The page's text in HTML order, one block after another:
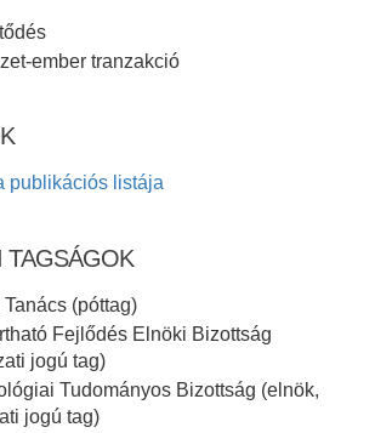
ember tranzakció
publikációs listája
TAGSÁGOK
Tanács (póttag)
Fejlődés Elnöki Bizottság
jogú tag)
Tudományos Bizottság (elnök,
jogú tag)